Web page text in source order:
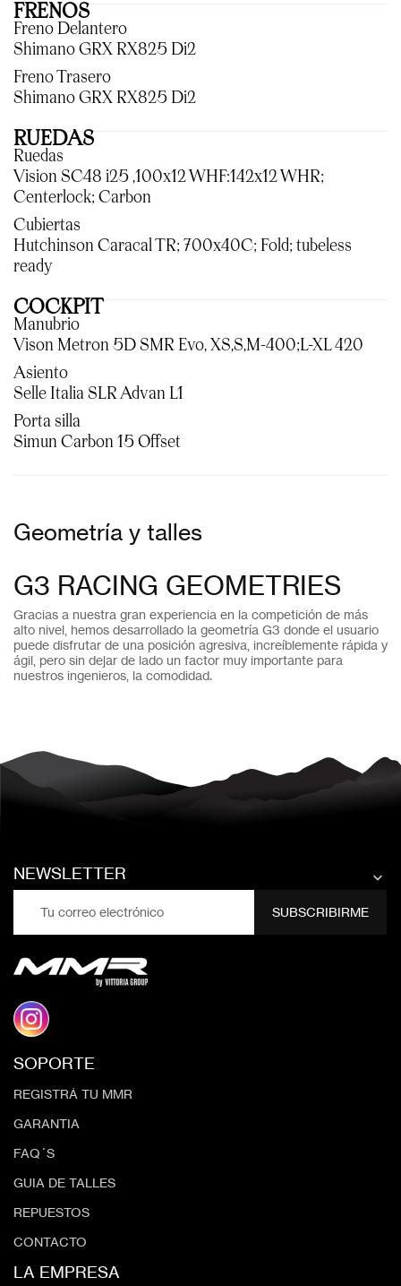
FRENOS
Freno Delantero
Shimano GRX RX825 Di2
Freno Trasero
Shimano GRX RX825 Di2
RUEDAS
Ruedas
Vision SC48 i25 ,100x12 WHF:142x12 WHR;
Centerlock; Carbon
Cubiertas
Hutchinson Caracal TR; 700x40C; Fold; tubeless
ready
COCKPIT
Manubrio
Vison Metron 5D SMR Evo, XS,S,M-400;L-XL 420
Asiento
Selle Italia SLR Advan L1
Porta silla
Simun Carbon 15 Offset
Geometría y talles
G3 RACING GEOMETRIES
Gracias a nuestra gran experiencia en la competición de más
alto nivel, hemos desarrollado la geometría G3 donde el usuario
puede disfrutar de una posición agresiva, increíblemente rápida y
ágil, pero sin dejar de lado un factor muy importante para
nuestros ingenieros, la comodidad.
NEWSLETTER 
SUBSCRIBIRME
SOPORTE
REGISTRÁ TU MMR
GARANTIA
FAQ´S
GUIA DE TALLES
REPUESTOS
CONTACTO
LA EMPRESA